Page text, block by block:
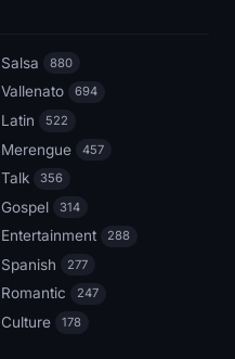
Salsa 880
Vallenato 694
Latin 522
Merengue 457
Talk 356
Gospel 314
Entertainment 288
Spanish 277
Romantic 247
Culture 178